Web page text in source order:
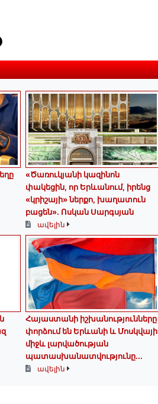
«Ծառուկյանի կազինոն
փակեցին, որ Երևանում, իրենց
«կրիշայի» ներքո, խաղատուն
բացեն»․ Ոսկան Սարգսյան
ավելին
Հայաստանի իշխանությունները
փորձում են Երևանի և Մոսկվայի
միջև լարվածության
պատասխանատվությունը...
ավելին